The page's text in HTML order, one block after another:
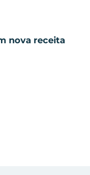
nova receita